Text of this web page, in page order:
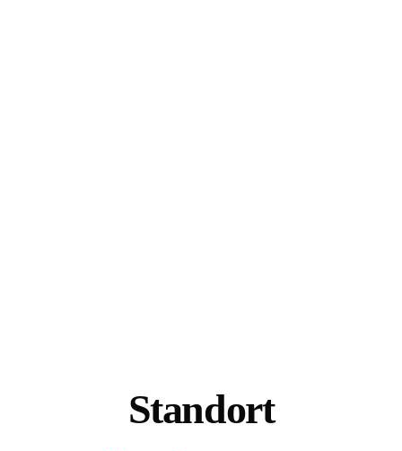
Standort